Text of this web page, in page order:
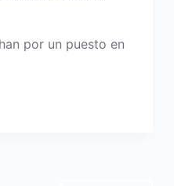
por un puesto en